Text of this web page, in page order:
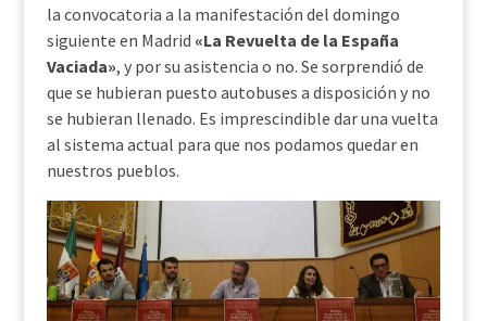
la convocatoria a la manifestación del domingo
siguiente en Madrid «La Revuelta de la España
Vaciada», y por su asistencia o no. Se sorprendió de
que se hubieran puesto autobuses a disposición y no
se hubieran llenado. Es imprescindible dar una vuelta
al sistema actual para que nos podamos quedar en
nuestros pueblos.